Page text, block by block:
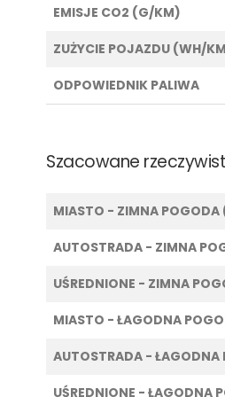
EMISJE CO2 (G/KM)
ZUŻYCIE POJAZDU (WH/
ODPOWIEDNIK PALIWA
Szacowane
MIASTO - ZIMNA
AUTOSTRADA - ZIMNA
UŚREDNIONE - ZIMNA
MIASTO - ŁAGODNA
AUTOSTRADA -
UŚREDNIONE - ŁAGODNA